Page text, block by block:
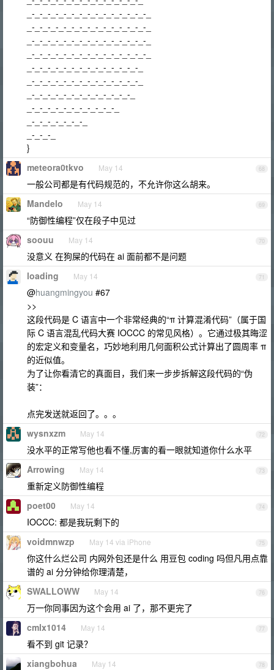
_-_-_-_-_-_-_-_-_-_-_-_-_-_-_-_
_-_-_-_-_-_-_-_-_-_-_-_-_-_-_-_
_-_-_-_-_-_-_-_-_-_-_-_-_-_-_-_
_-_-_-_-_-_-_-_-_-_-_-_-_-_-_-_
_-_-_-_-_-_-_-_-_-_-_-_-_-_-_
_-_-_-_-_-_-_-_-_-_-_-_-_-_-_
_-_-_-_-_-_-_-_-_-_-_-_-_-_
_-_-_-_-_-_-_-_-_-_-_-_
_-_-_-_-_-_-_-_
_-_-_-_
}
68
meteora0tkvo May 14
一般公司都是有代码规范的，不允许你这么胡来。
69
Mandelo May 14
“防御性编程”仅在段子中见过
70
soouu May 14
没意义 在狗屎的代码在 ai 面前都不是问题
71
loading May 14
@huangmingyou #67
>>
这段代码是 C 语言中一个非常经典的“π 计算混淆代码”（属于国
际 C 语言混乱代码大赛 IOCCC 的常见风格）。它通过极其晦涩
的宏定义和变量名，巧妙地利用几何面积公式计算出了圆周率 π
的近似值。
为了让你看清它的真面目，我们来一步步拆解这段代码的“伪
装”：
点完发送就返回了。。。
72
wysnxzm May 14
没水平的正常写他也看不懂,厉害的看一眼就知道你什么水平
73
Arrowing May 14
重新定义防御性编程
74
poet00 May 14
IOCCC: 都是我玩剩下的
75
voidmnwzp May 14 via iPhone
你这什么烂公司 内网外包还是什么 用豆包 coding 吗但凡用点靠
谱的 ai 分分钟给你理清楚，
76
SWALLOWW May 14
万一你同事因为这个会用 ai 了，那不更完了
77
cmlx1014 May 14
看不到 git 记录？
78
xiangbohua May 14